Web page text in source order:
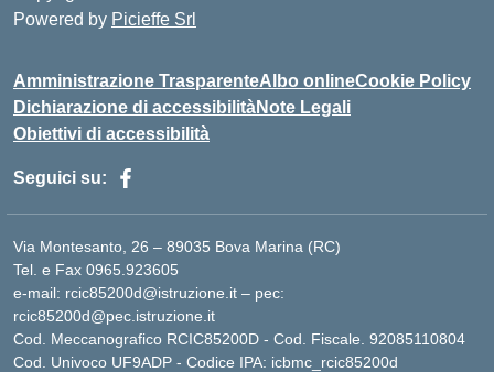
Powered by Picieffe Srl
Amministrazione TrasparenteAlbo onlineCookie Policy
Dichiarazione di accessibilitàNote Legali
Obiettivi di accessibilità
Seguici su:
Via Montesanto, 26 – 89035 Bova Marina (RC)
Tel. e Fax 0965.923605
e-mail: rcic85200d@istruzione.it – pec:
rcic85200d@pec.istruzione.it
Cod. Meccanografico RCIC85200D - Cod. Fiscale. 92085110804
Cod. Univoco UF9ADP - Codice IPA: icbmc_rcic85200d